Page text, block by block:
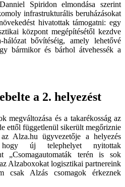
Spiridon elmondása szerint
infrastrukturális beruházásokat
hivatottak támogatni: egy
központ megépítésétől kezdve
hálózat bővítéséig, amely lehetővé
bármikor és bárhol átvehessék a
a 2. helyezést
megváltozása és a takarékosság az
ettől függetlenül sikerült megőriznie
Alza.hu ügyvezetője a helyezés
új telephelyet nyitottak
„Csomagautomaták terén is sok
Alzaboxokat logisztikai partnereink
csak Alzás csomagok érkeznek